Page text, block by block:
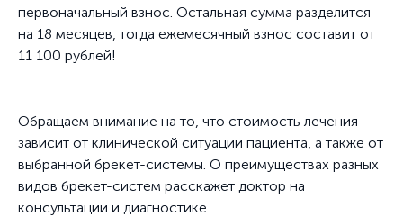
первоначальный взнос. Остальная сумма разделится
на 18 месяцев, тогда ежемесячный взнос составит от
11 100 рублей!
Обращаем внимание на то, что стоимость лечения
зависит от клинической ситуации пациента, а также от
выбранной брекет-системы. О преимуществах разных
видов брекет-систем расскажет доктор на
консультации и диагностике.